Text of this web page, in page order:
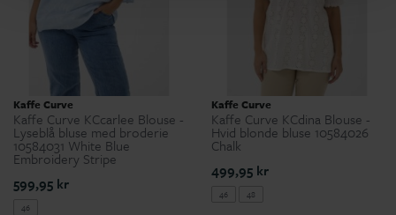
Kaffe Curve
Kaffe Curve KCcarlee Blouse -
Lyseblå bluse med broderie
10584031 White Blue
Embroidery Stripe
599,95 kr
46
Kaffe Curve
Kaffe Curve KCdina Blouse -
Hvid blonde bluse 10584026
Chalk
499,95 kr
46 48